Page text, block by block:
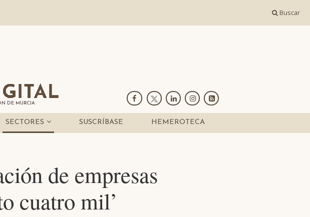
Buscar
DE MURCIA
SECTORES SUSCRÍBASE HEMEROTECA
de empresas
cuatro mil’